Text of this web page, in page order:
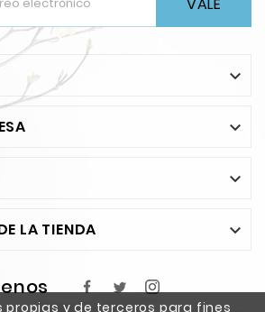
propias y de terceros para fines



LA TIENDA 